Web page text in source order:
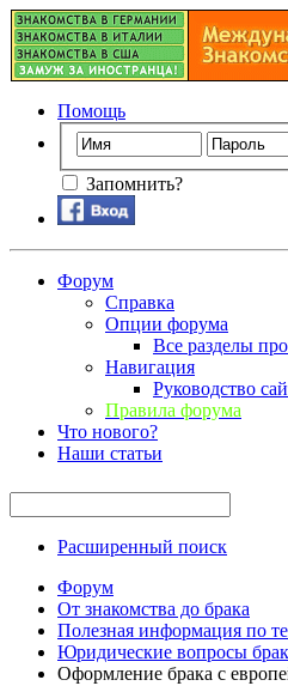
Помощь
Запомнить?
Форум
Справка
Опции форума
Все разделы
Навигация
Руководство
Правила форума
Что нового?
Наши статьи
Расширенный поиск
Форум
От знакомства до брака
Полезная информация по
Юридические вопросы
Оформление брака с